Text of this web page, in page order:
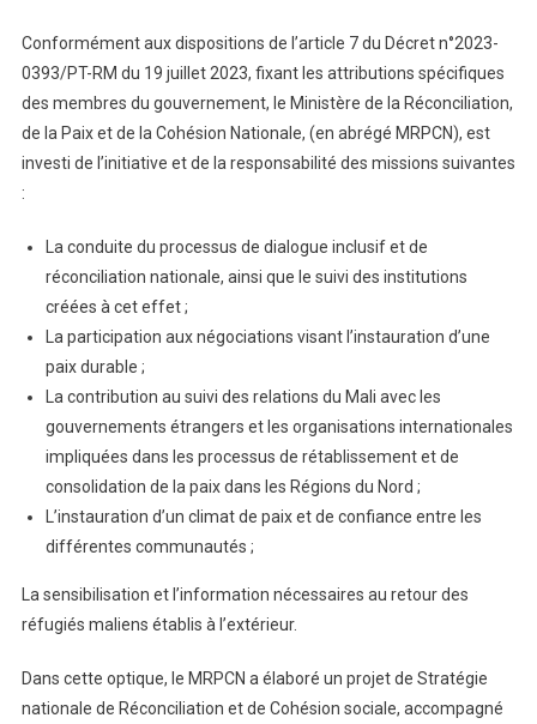
Conformément aux dispositions de l’article 7 du Décret n°2023-
0393/PT-RM du 19 juillet 2023, fixant les attributions spécifiques
des membres du gouvernement, le Ministère de la Réconciliation,
de la Paix et de la Cohésion Nationale, (en abrégé MRPCN), est
investi de l’initiative et de la responsabilité des missions suivantes
:
La conduite du processus de dialogue inclusif et de
réconciliation nationale, ainsi que le suivi des institutions
créées à cet effet ;
La participation aux négociations visant l’instauration d’une
paix durable ;
La contribution au suivi des relations du Mali avec les
gouvernements étrangers et les organisations internationales
impliquées dans les processus de rétablissement et de
consolidation de la paix dans les Régions du Nord ;
L’instauration d’un climat de paix et de confiance entre les
différentes communautés ;
La sensibilisation et l’information nécessaires au retour des
réfugiés maliens établis à l’extérieur.
Dans cette optique, le MRPCN a élaboré un projet de Stratégie
nationale de Réconciliation et de Cohésion sociale, accompagné